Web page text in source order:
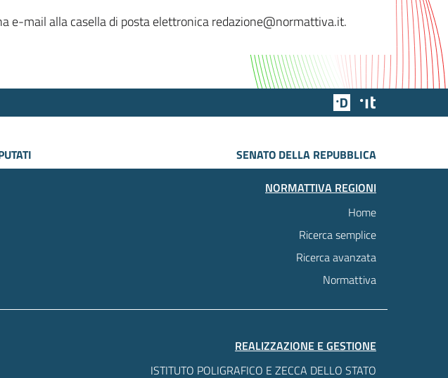
mail alla casella di posta elettronica redazione@normattiva.it.
Team Digitale
SENATO DELLA REPUBBLICA
NORMATTIVA REGIONI
Home
Ricerca semplice
Ricerca avanzata
Normattiva
REALIZZAZIONE E GESTIONE
ISTITUTO POLIGRAFICO E ZECCA DELLO STATO